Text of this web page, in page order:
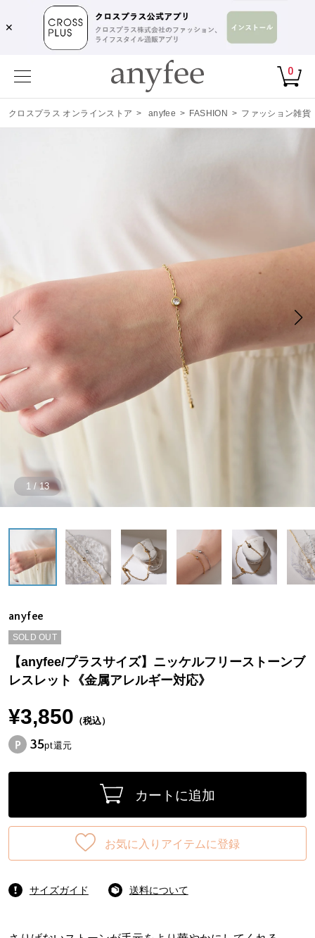
✕
0
クロスプラス オンラインストア > anyfee > FASHION > ファッション雑貨
1 /13
anyfee
SOLD OUT
【anyfee/プラスサイズ】ニッケルフリーストーンブ
レスレット《金属アレルギー対応》
¥3,850 （税込）
35pt還元
カートに追加
お気に入りアイテムに登録
サイズガイド 送料について